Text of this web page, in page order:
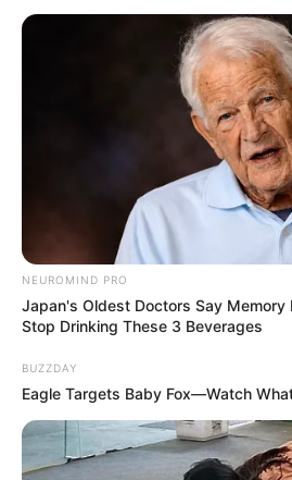
την εγγραφή, τα κόσμια σχόλια
EMAIL
NEUROMIND PRO
Japan's Oldest Doctors Say
Stop Drinking These 3 Beverages
BUZZDAY
Eagle Targets Baby Fox—Watch